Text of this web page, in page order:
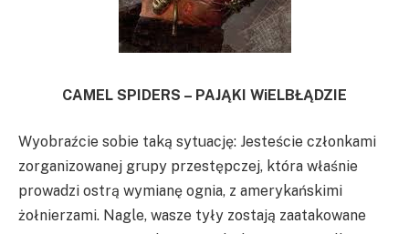
CAMEL SPIDERS – PAJĄKI WiELBŁĄDZIE
Wyobraźcie sobie taką sytuację: Jesteście członkami
zorganizowanej grupy przestępczej, która właśnie
prowadzi ostrą wymianę ognia, z amerykańskimi
żołnierzami. Nagle, wasze tyły zostają zaatakowane